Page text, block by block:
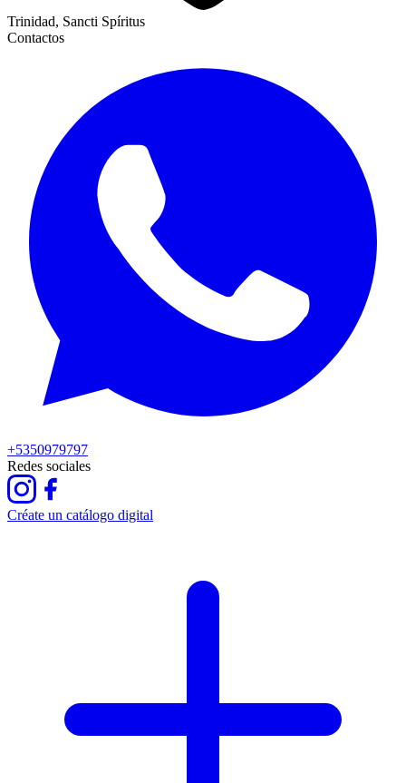
Trinidad, Sancti Spíritus
Contactos
+5350979797
Redes sociales
Créate un catálogo digital